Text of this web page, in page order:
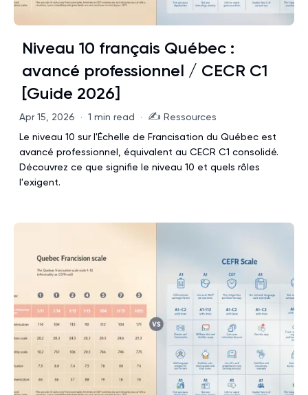
Niveau 10 français Québec :
avancé professionnel / CECR C1
[Guide 2026]
Apr 15, 2026 · 1 min read · ✍️ Ressources
Le niveau 10 sur l'Échelle de Francisation du Québec est
avancé professionnel, équivalent au CECR C1 consolidé.
Découvrez ce que signifie le niveau 10 et quels rôles
l'exigent.